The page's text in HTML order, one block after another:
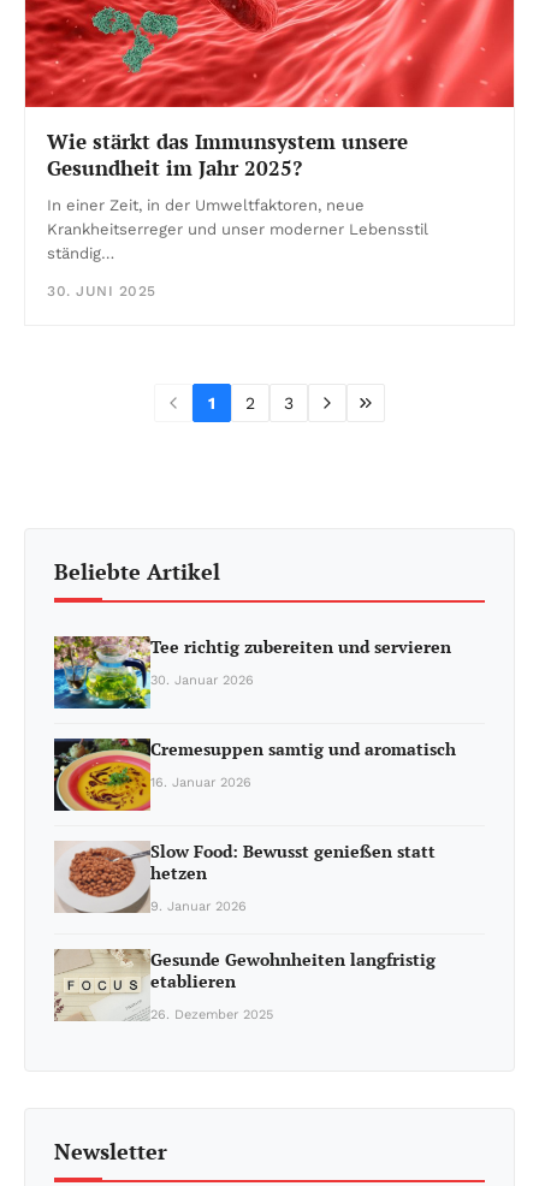
Wie stärkt das Immunsystem unsere
Gesundheit im Jahr 2025?
In einer Zeit, in der Umweltfaktoren, neue
Krankheitserreger und unser moderner Lebensstil
ständig…
30. JUNI 2025
1 2 3
Beliebte Artikel
Tee richtig zubereiten und servieren
30. Januar 2026
Cremesuppen samtig und aromatisch
16. Januar 2026
Slow Food: Bewusst genießen statt
hetzen
9. Januar 2026
Gesunde Gewohnheiten langfristig
etablieren
26. Dezember 2025
Newsletter